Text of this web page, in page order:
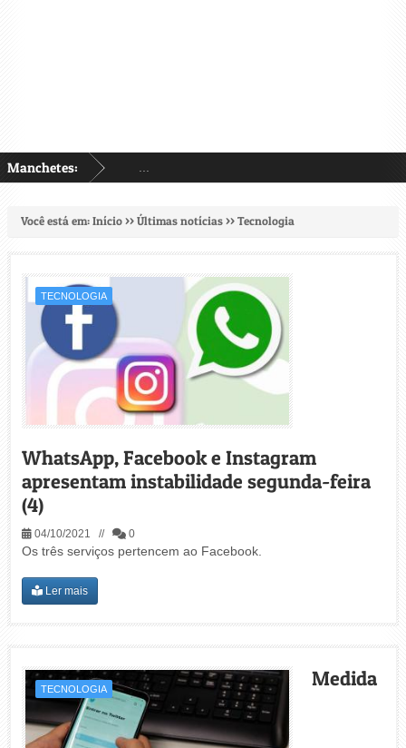
Manchetes:
Você está em:Início>>Últimas notícias>>Tecnologia
TECNOLOGIA
WhatsApp, Facebook e Instagram
apresentam instabilidade segunda-feira
(4)
04/10/2021 // 0
Os três serviços pertencem ao Facebook.
Ler mais
TECNOLOGIA Medida